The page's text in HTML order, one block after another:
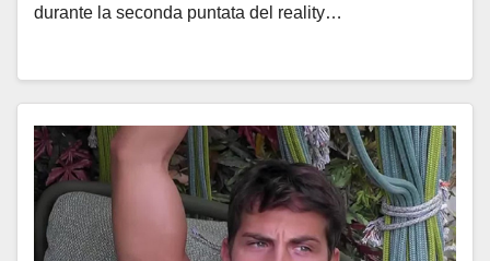
durante la seconda puntata del reality…